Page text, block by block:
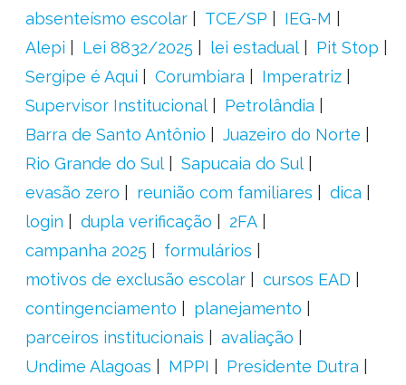
absenteísmo escolar
TCE/SP
IEG-M
Alepi
Lei 8832/2025 lei estadual
Pit Stop
Sergipe é Aqui
Corumbiara
Imperatriz
Supervisor Institucional
Petrolândia
Barra de Santo Antônio
Juazeiro do Norte
Rio Grande do Sul
Sapucaia do Sul
evasão zero
reunião com familiares
dica
login
dupla verificação
2FA
campanha 2025
formulários
motivos de exclusão escolar
cursos EAD
contingenciamento
planejamento
parceiros institucionais
avaliação
Undime Alagoas
MPPI
Presidente Dutra